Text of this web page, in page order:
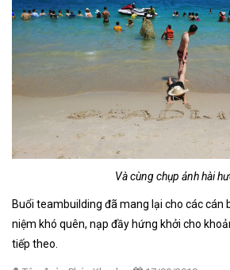
Và cùng chụp ảnh hài
Buổi teambuilding đã mang lại cho các cán
niệm khó quên, nạp đầy hứng khởi cho
tiếp theo.